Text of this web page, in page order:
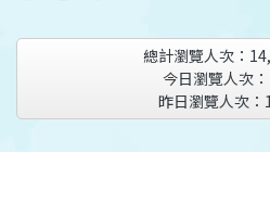
總計瀏覽人次：
今日瀏覽人次：
昨日瀏覽人次：